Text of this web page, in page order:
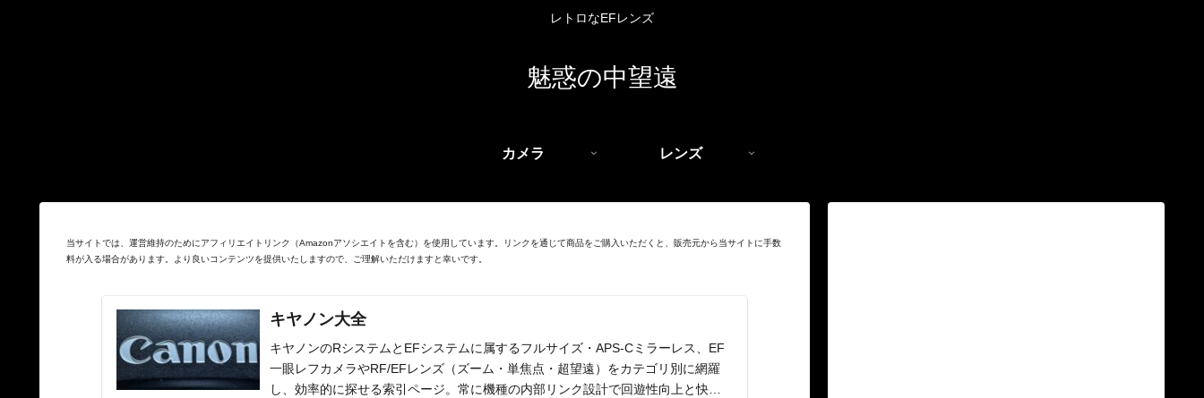
レトロなEFレンズ
魅惑の中望遠
カメラ レンズ
当サイトでは、運営維持のためにアフィリエイトリンク（Amazonアソシエイトを含む）を使用しています。リンクを通じて商品をご購入いただくと、販売元から当サイトに手数
料が入る場合があります。より良いコンテンツを提供いたしますので、ご理解いただけますと幸いです。
キヤノン大全
キヤノンのRシステムとEFシステムに属するフルサイズ・APS-Cミラーレス、EF
一眼レフカメラやRF/EFレンズ（ズーム・単焦点・超望遠）をカテゴリ別に網羅
し、効率的に探せる索引ページ。常に機種の内部リンク設計で回遊性向上と快適